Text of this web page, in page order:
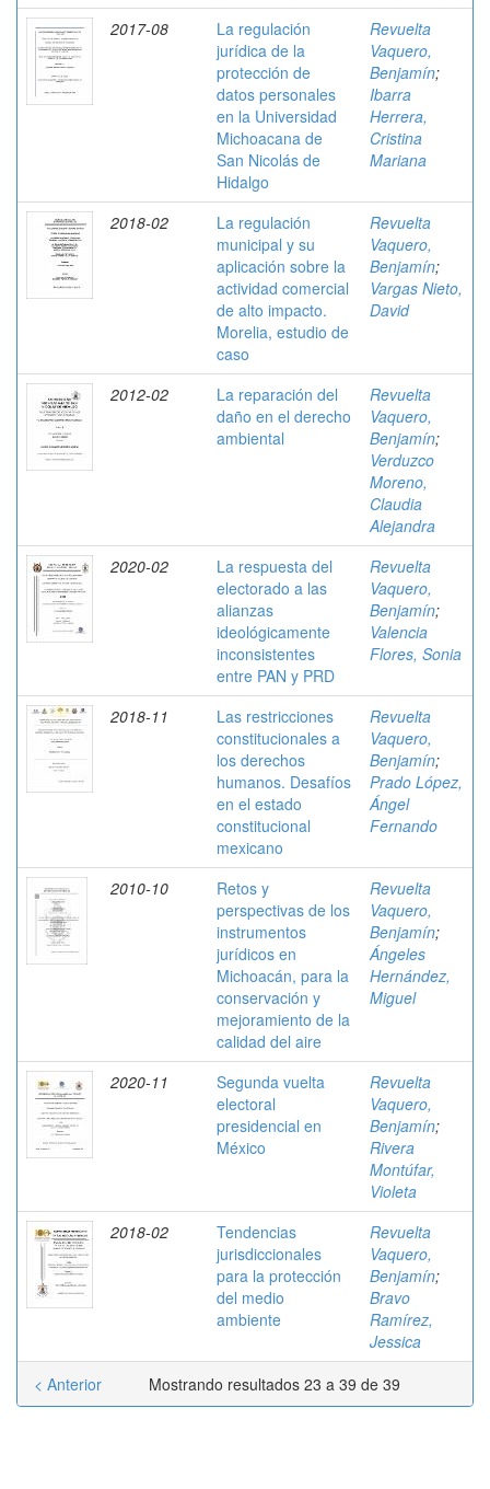
2017-08
La regulación
jurídica de la
protección de
datos personales
en la Universidad
Michoacana de
San Nicolás de
Hidalgo
Revuelta
Vaquero,
Benjamín;
Ibarra
Herrera,
Cristina
Mariana
2018-02
La regulación
municipal y su
aplicación sobre la
actividad comercial
de alto impacto.
Morelia, estudio de
caso
Revuelta
Vaquero,
Benjamín;
Vargas Nieto,
David
2012-02
La reparación del
daño en el derecho
ambiental
Revuelta
Vaquero,
Benjamín;
Verduzco
Moreno,
Claudia
Alejandra
2020-02
La respuesta del
electorado a las
alianzas
ideológicamente
inconsistentes
entre PAN y PRD
Revuelta
Vaquero,
Benjamín;
Valencia
Flores, Sonia
2018-11
Las restricciones
constitucionales a
los derechos
humanos. Desafíos
en el estado
constitucional
mexicano
Revuelta
Vaquero,
Benjamín;
Prado López,
Ángel
Fernando
2010-10
Retos y
perspectivas de los
instrumentos
jurídicos en
Michoacán, para la
conservación y
mejoramiento de la
calidad del aire
Revuelta
Vaquero,
Benjamín;
Ángeles
Hernández,
Miguel
2020-11
Segunda vuelta
electoral
presidencial en
México
Revuelta
Vaquero,
Benjamín;
Rivera
Montúfar,
Violeta
2018-02
Tendencias
jurisdiccionales
para la protección
del medio
ambiente
Revuelta
Vaquero,
Benjamín;
Bravo
Ramírez,
Jessica
Mostrando resultados 23 a 39 de 39
< Anterior